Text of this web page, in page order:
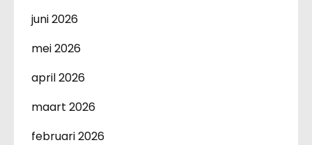
juni 2026
mei 2026
april 2026
maart 2026
februari 2026